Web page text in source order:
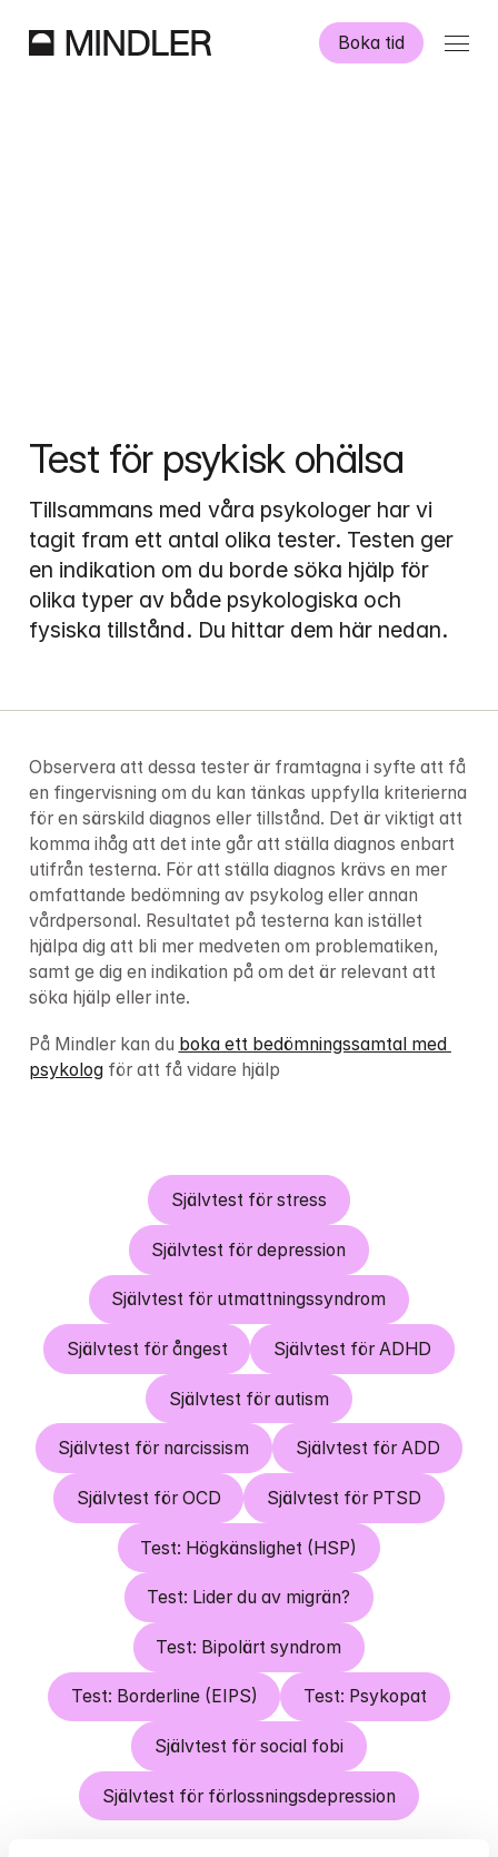
Boka tid
Test för psykisk ohälsa
Tillsammans med våra psykologer har vi
tagit fram ett antal olika tester. Testen ger
en indikation om du borde söka hjälp för
olika typer av både psykologiska och
fysiska tillstånd. Du hittar dem här nedan.
Observera att dessa tester är framtagna i syfte att få
en fingervisning om du kan tänkas uppfylla kriterierna
för en särskild diagnos eller tillstånd. Det är viktigt att
komma ihåg att det inte går att ställa diagnos enbart
utifrån testerna. För att ställa diagnos krävs en mer
omfattande bedömning av psykolog eller annan
vårdpersonal. Resultatet på testerna kan istället
hjälpa dig att bli mer medveten om problematiken,
samt ge dig en indikation på om det är relevant att
söka hjälp eller inte.
På Mindler kan du boka ett bedömningssamtal med
psykolog för att få vidare hjälp
Självtest för stress
Självtest för depression
Självtest för utmattningssyndrom
Självtest för ångest Självtest för ADHD
Självtest för autism
Självtest för narcissism Självtest för ADD
Självtest för OCD Självtest för PTSD
Test: Högkänslighet (HSP)
Test: Lider du av migrän?
Test: Bipolärt syndrom
Test: Borderline (EIPS) Test: Psykopat
Självtest för social fobi
Självtest för förlossningsdepression